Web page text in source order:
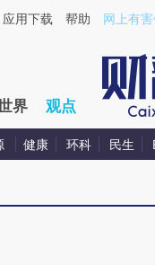
应用下载 帮助 网上有
界 观点
健康 环科 民生